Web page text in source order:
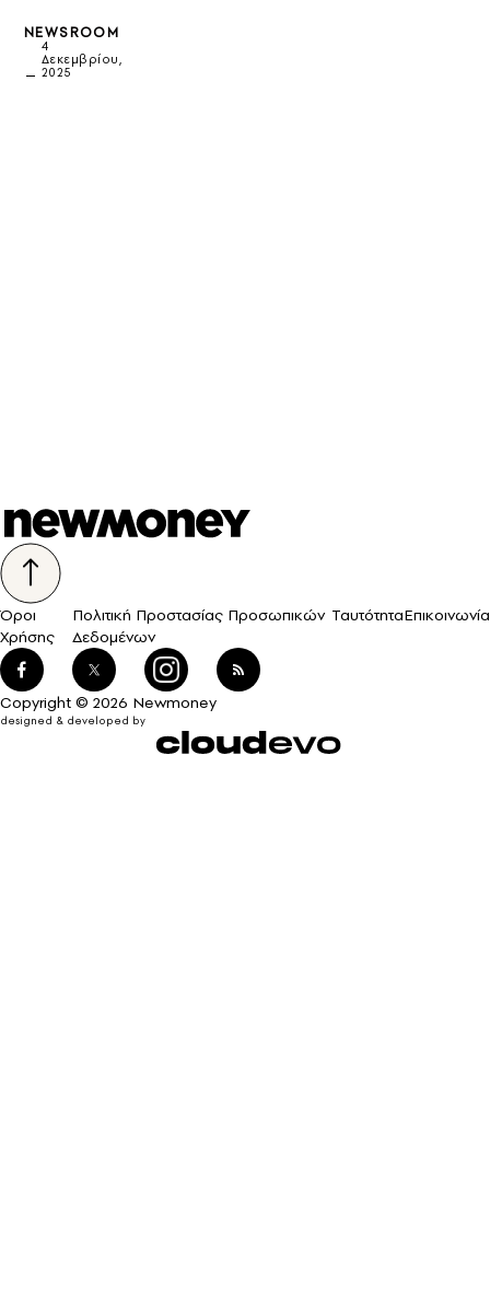
NEWSROOM
4
Δεκεμβρίου,
2025
Όροι
Χρήσης
Πολιτική Προστασίας Προσωπικών
Δεδομένων
ΤαυτότηταΕπικοινωνία
Copyright © 2026 Newmoney
designed & developed by